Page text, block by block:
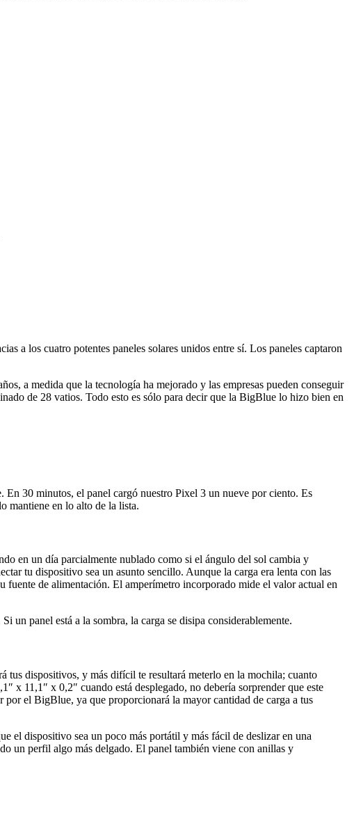
a los cuatro potentes paneles solares unidos entre sí. Los paneles captaron
a medida que la tecnología ha mejorado y las empresas pueden conseguir
de 28 vatios. Todo esto es sólo para decir que la BigBlue lo hizo bien en
En 30 minutos, el panel cargó nuestro Pixel 3 un nueve por ciento. Es
mantiene en lo alto de la lista.
en un día parcialmente nublado como si el ángulo del sol cambia y
tu dispositivo sea un asunto sencillo. Aunque la carga era lenta con las
fuente de alimentación. El amperímetro incorporado mide el valor actual en
un panel está a la sombra, la carga se disipa considerablemente.
tus dispositivos, y más difícil te resultará meterlo en la mochila; cuanto
x 11,1″ x 0,2″ cuando está desplegado, no debería sorprender que este
por el BigBlue, ya que proporcionará la mayor cantidad de carga a tus
el dispositivo sea un poco más portátil y más fácil de deslizar en una
un perfil algo más delgado. El panel también viene con anillas y